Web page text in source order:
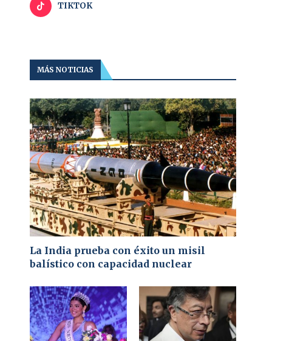
TIKTOK
MÁS NOTICIAS
La India prueba con éxito un misil
balístico con capacidad nuclear